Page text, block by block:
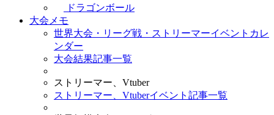
ドラゴンボール
大会メモ
世界大会・リーグ戦・ストリーマーイベントカレ
ンダー
大会結果記事一覧
ストリーマー、Vtuber
ストリーマー、Vtuberイベント記事一覧